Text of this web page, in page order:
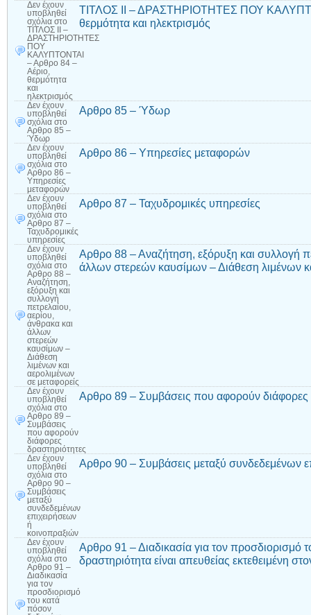
Δεν έχουν
υποβληθεί
σχόλια στο
ΤΙΤΛΟΣ ΙΙ –
ΔΡΑΣΤΗΡΙΟΤΗΤΕΣ
ΠΟΥ
ΚΑΛΥΠΤΟΝΤΑΙ
– Αρθρο 84 –
Αέριο,
θερμότητα
και
ηλεκτρισμός
ΤΙΤΛΟΣ ΙΙ – ΔΡΑΣΤΗΡΙΟΤΗΤΕΣ ΠΟΥ
θερμότητα και ηλεκτρισμός
Δεν έχουν
υποβληθεί
σχόλια στο
Αρθρο 85 –
Ύδωρ
Αρθρο 85 – Ύδωρ
Δεν έχουν
υποβληθεί
σχόλια στο
Αρθρο 86 –
Υπηρεσίες
μεταφορών
Αρθρο 86 – Υπηρεσίες μεταφορών
Δεν έχουν
υποβληθεί
σχόλια στο
Αρθρο 87 –
Ταχυδρομικές
υπηρεσίες
Αρθρο 87 – Ταχυδρομικές υπηρεσίες
Δεν έχουν
υποβληθεί
σχόλια στο
Αρθρο 88 –
Αναζήτηση,
εξόρυξη και
συλλογή
πετρελαίου,
αερίου,
άνθρακα και
άλλων
στερεών
καυσίμων –
Διάθεση
λιμένων και
αερολιμένων
σε μεταφορείς
Αρθρο 88 – Αναζήτηση, εξόρυξη και συλλογή
άλλων στερεών καυσίμων – Διάθεση λιμένων
Δεν έχουν
υποβληθεί
σχόλια στο
Αρθρο 89 –
Συμβάσεις
που αφορούν
διάφορες
δραστηριότητες
Αρθρο 89 – Συμβάσεις που αφορούν διάφορες
Δεν έχουν
υποβληθεί
σχόλια στο
Αρθρο 90 –
Συμβάσεις
μεταξύ
συνδεδεμένων
επιχειρήσεων
ή
κοινοπραξιών
Αρθρο 90 – Συμβάσεις μεταξύ συνδεδεμένων
Δεν έχουν
υποβληθεί
σχόλια στο
Αρθρο 91 –
Διαδικασία
για τον
προσδιορισμό
του κατά
πόσον
Αρθρο 91 – Διαδικασία για τον προσδιορισμό
δραστηριότητα είναι απευθείας εκτεθειμένη